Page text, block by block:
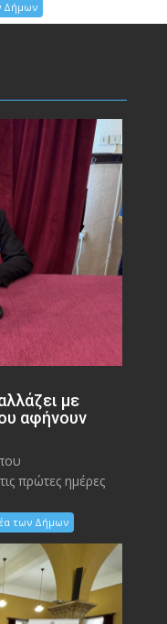
Δήμων
με
αφήνουν
πρώτες ημέρες
των Δήμων